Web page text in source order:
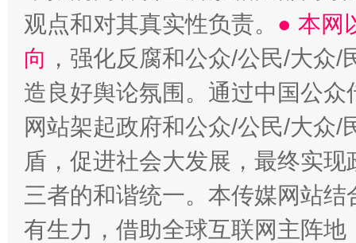
观点和对其真实性负责。 ● 本网
向 ，强化反腐和公众/公民/大众
造良好舆论氛围。通过中国公
网站架起政府和公众/公民/大众
盾，促进社会大发展，最终实
三者的和谐统一。本传媒网站
有生力，借助全球互联网主阵